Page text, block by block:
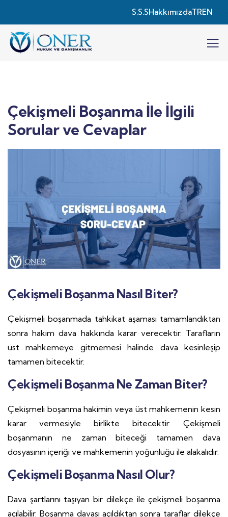
S.S.SHakkımızdaTREN
Çekişmeli Boşanma İle İlgili
Sorular ve Cevaplar
Çekişmeli Boşanma Nasıl Biter?
Çekişmeli boşanmada tahkikat aşaması tamamlandıktan
sonra hakim dava hakkında karar verecektir. Tarafların
üst mahkemeye gitmemesi halinde dava kesinleşip
tamamen bitecektir.
Çekişmeli Boşanma Ne Zaman Biter?
Çekişmeli boşanma hakimin veya üst mahkemenin kesin
karar vermesiyle birlikte bitecektir. Çekişmeli
boşanmanın ne zaman biteceği tamamen dava
dosyasının içeriği ve mahkemenin yoğunluğu ile alakalıdır.
Çekişmeli Boşanma Nasıl Olur?
Dava şartlarını taşıyan bir dilekçe ile çekişmeli boşanma
açılabilir. Boşanma davası açıldıktan sonra taraflar dilekçe